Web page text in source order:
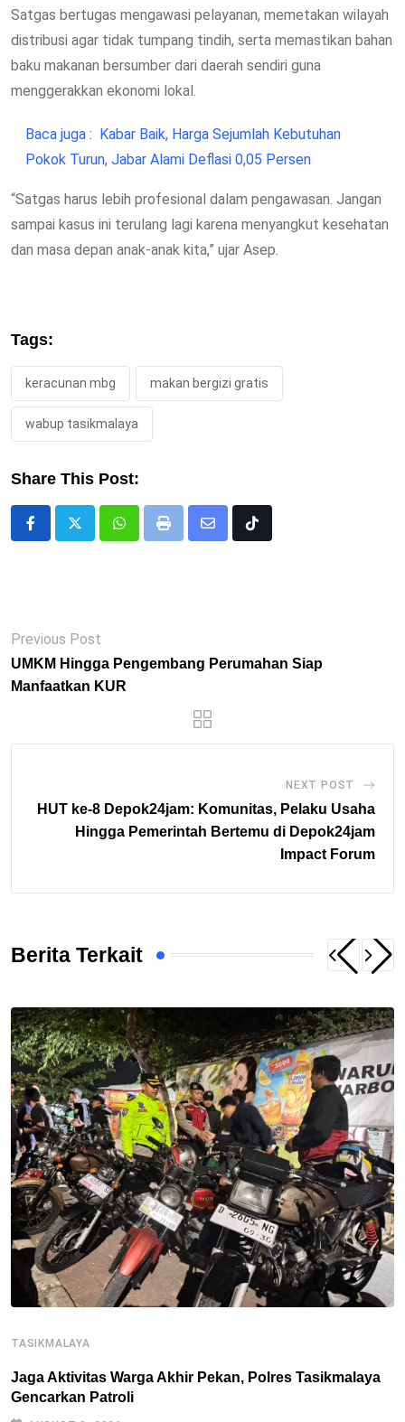
Satgas bertugas mengawasi pelayanan, memetakan wilayah
distribusi agar tidak tumpang tindih, serta memastikan bahan
baku makanan bersumber dari daerah sendiri guna
menggerakkan ekonomi lokal.
Baca juga :
Kabar Baik, Harga Sejumlah Kebutuhan
Pokok Turun, Jabar Alami Deflasi 0,05 Persen
“Satgas harus lebih profesional dalam pengawasan. Jangan
sampai kasus ini terulang lagi karena menyangkut kesehatan
dan masa depan anak-anak kita,” ujar Asep.
Tags:
keracunan mbg makan bergizi gratis
wabup tasikmalaya
Share This Post:
WhatsappPrint
Share
Tiktok
Previous Post
UMKM Hingga Pengembang Perumahan Siap
Manfaatkan KUR
NEXT POST
HUT ke-8 Depok24jam: Komunitas, Pelaku Usaha
Hingga Pemerintah Bertemu di Depok24jam
Impact Forum
Berita Terkait
TASIKMALAYA
Jaga Aktivitas Warga Akhir Pekan, Polres Tasikmalaya
Gencarkan Patroli